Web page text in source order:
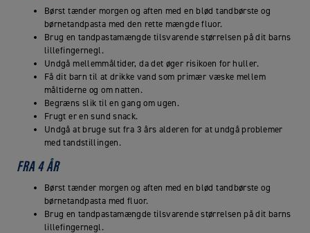
Børst tænder morgen og aften med en blød tandbørste og
børnetandpasta med den rette mængde fluor.
Brug en tandpastamængde tilsvarende størrelsen på dit barns
lillefingernegl.
Undgå mellemmåltider, da det øger risikoen for huller.
Få dit barn til at drikke vand som primær væske mellem
måltiderne og om natten.
Begræns slik til en gang om ugen.
Frugt er en sund snack.
Undgå at bruge sut fra 3 års alderen for at undgå problemer
med tandstillingen.
FRA 4 ÅR
Børst tænder morgen og aften med en blød tandbørste og
børnetandpasta med fluor.
Brug en tandpastamængde tilsvarende størrelsen på dit barns
lillefingernegl.